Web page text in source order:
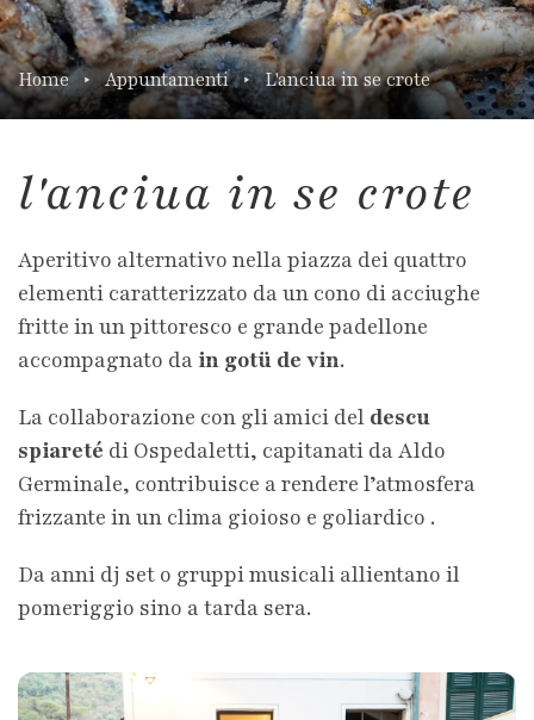
Home Appuntamenti L'anciua in se crote
l'anciua in se crote
Aperitivo alternativo nella piazza dei quattro
elementi caratterizzato da un cono di acciughe
fritte in un pittoresco e grande padellone
accompagnato da in gotü de vin.
La collaborazione con gli amici del descu
spiareté di Ospedaletti, capitanati da Aldo
Germinale, contribuisce a rendere l’atmosfera
frizzante in un clima gioioso e goliardico .
Da anni dj set o gruppi musicali allientano il
pomeriggio sino a tarda sera.